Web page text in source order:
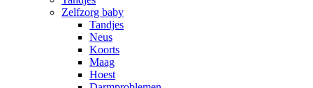
Zelfzorg baby
Tandjes
Neus
Koorts
Maag
Hoest